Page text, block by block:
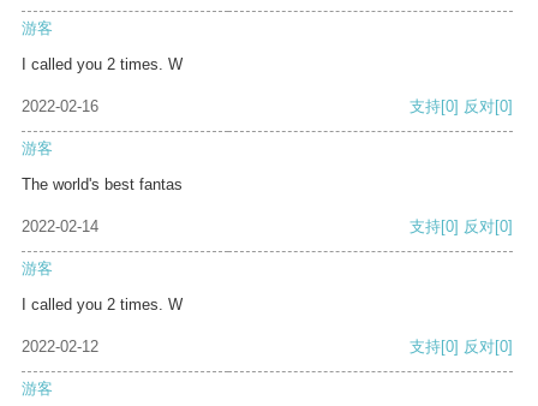
游客
I called you 2 times. W
2022-02-16 支持[0] 反对[0]
游客
The world's best fantas
2022-02-14 支持[0] 反对[0]
游客
I called you 2 times. W
2022-02-12 支持[0] 反对[0]
游客